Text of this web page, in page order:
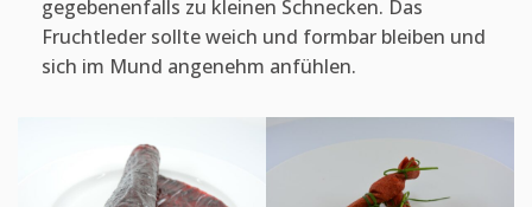
gegebenenfalls zu kleinen Schnecken. Das
Fruchtleder sollte weich und formbar bleiben und
sich im Mund angenehm anfühlen.